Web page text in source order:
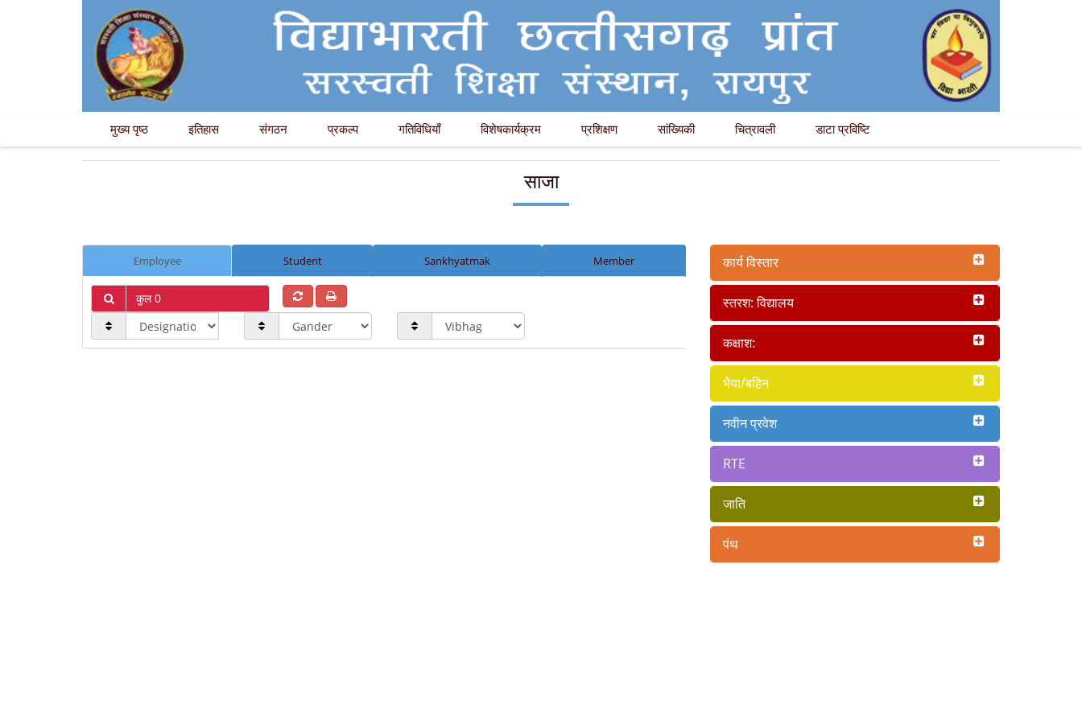
मुख्य पृष्ठ इतिहास संगठन प्रकल्प गतिविधियाँ विशेषकार्यक्रम प्रशिक्षण सांख्यिकी चित्रावली डाटा प्रविष्टि
साजा
Employee Student Sankhyatmak Member
कुल 0
कार्य विस्तार
स्तरश: विद्यालय
कक्षाश:
भैया/बहिन
नवीन प्रवेश
RTE
जाति
पंथ